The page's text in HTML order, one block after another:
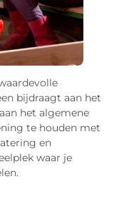
bijdraagt aan het
het algemene
te houden met
en
waar je